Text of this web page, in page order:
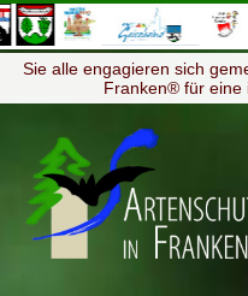
Sie alle engagieren sich
Franken® für eine